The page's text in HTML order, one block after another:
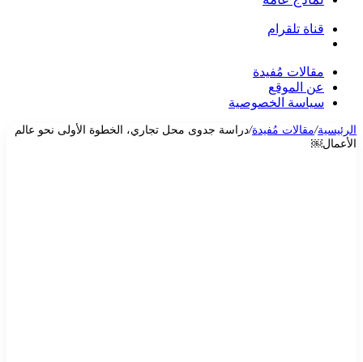
قناة تلقرام
مقالات مُفيدة
عن الموقع
سياسة الخصوصية
الرئيسية/مقالات مُفيدة/دراسة جدوى محل تجاري، الخطوة الأولى نحو عالم
الأعمال￼